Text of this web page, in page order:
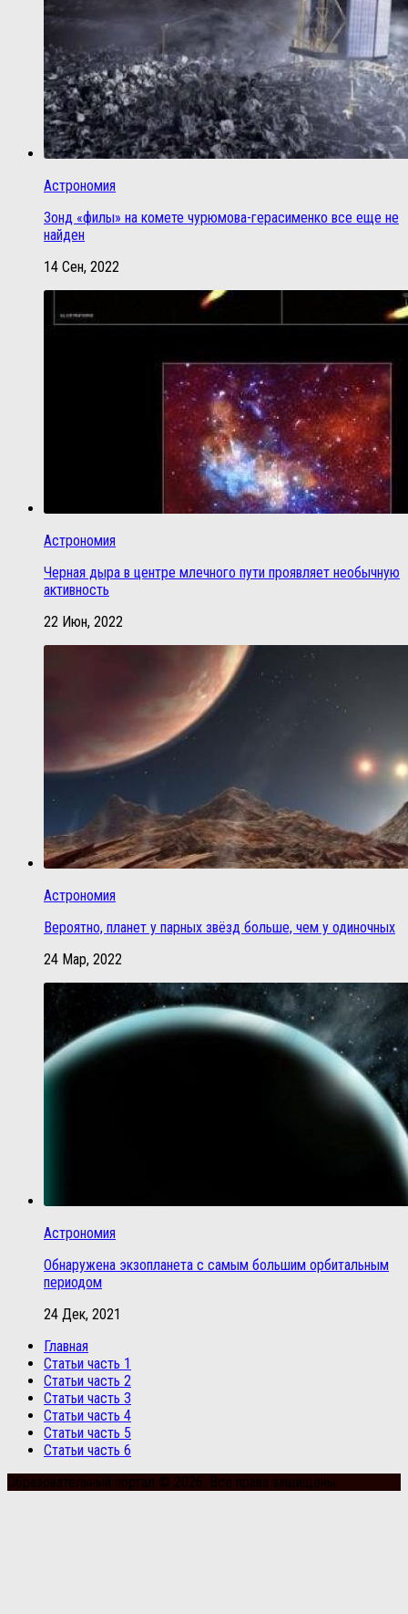
Астрономия
Зонд «филы» на комете чурюмова-герасименко все еще не
найден
14 Сен, 2022
Астрономия
Черная дыра в центре млечного пути проявляет необычную
активность
22 Июн, 2022
Астрономия
Вероятно, планет у парных звёзд больше, чем у одиночных
24 Мар, 2022
Астрономия
Обнаружена экзопланета с самым большим орбитальным
периодом
24 Дек, 2021
Главная
Статьи часть 1
Статьи часть 2
Статьи часть 3
Статьи часть 4
Статьи часть 5
Статьи часть 6
Образовательный портал © 2026. Все права защищены.